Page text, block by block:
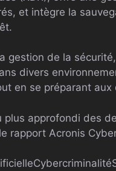
et intègre la
gestion de la
divers
en se préparant
plus approfondi des
rapport Acronis
Cybercriminalité